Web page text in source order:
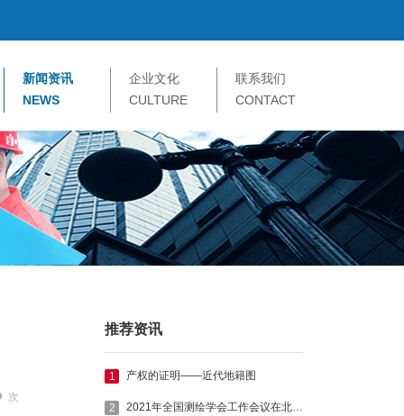
新闻资讯
NEWS
企业文化
CULTURE
联系我们
CONTACT
推荐资讯
1 产权的证明——近代地籍图
2 2021年全国测绘学会工作会议在北京召开
次